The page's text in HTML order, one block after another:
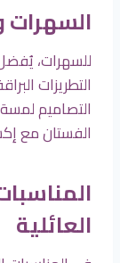
السهرات
للسهرات،
التطريزات
التصاميم
الفستان مع
العائلية